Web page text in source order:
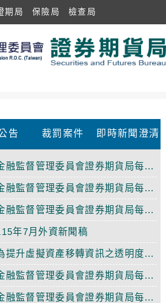
期局 保險局 檢查局
告 裁罰案件 即時新聞澄清
融監督管理委員會證券期貨局每日新聞（115年8月7日）
融監督管理委員會證券期貨局每日新聞（115年8月6日）
融監督管理委員會證券期貨局每日新聞（115年8月5日）
年7月外資新聞稿
升虛擬資產移轉資訊之透明度，金管會規劃推動轉帳規則，並參考國際「防制洗錢......
融監督管理委員會證券期貨局每日新聞（115年8月4日）
融監督管理委員會證券期貨局每日新聞（115年8月3日）